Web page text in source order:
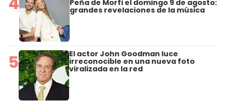
Peña de Morfi el domingo 9 de agosto:
grandes revelaciones de la música
5 El actor John Goodman luce
irreconocible en una nueva foto
viralizada en la red